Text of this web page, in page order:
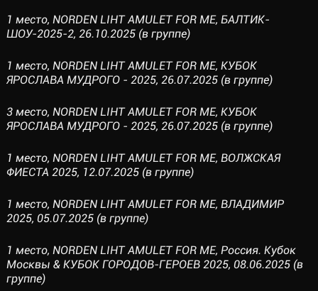
1 место, NORDEN LIHT AMULET FOR ME, БАЛТИК-
ШОУ-2025-2, 26.10.2025 (в группе)
1 место, NORDEN LIHT AMULET FOR ME, КУБОК
ЯРОСЛАВА МУДРОГО - 2025, 26.07.2025 (в группе)
3 место, NORDEN LIHT AMULET FOR ME, КУБОК
ЯРОСЛАВА МУДРОГО - 2025, 26.07.2025 (в группе)
1 место, NORDEN LIHT AMULET FOR ME, ВОЛЖСКАЯ
ФИЕСТА 2025, 12.07.2025 (в группе)
1 место, NORDEN LIHT AMULET FOR ME, ВЛАДИМИР
2025, 05.07.2025 (в группе)
1 место, NORDEN LIHT AMULET FOR ME, Россия. Кубок
Москвы & КУБОК ГОРОДОВ-ГЕРОЕВ 2025, 08.06.2025 (в
группе)